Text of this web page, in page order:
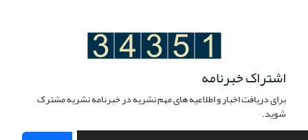
اشتراک خبرنامه
برای دریافت اخبار و اطلاعیه های مهم نشریه در خبرنامه نشریه مشترک
شوید.